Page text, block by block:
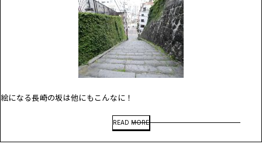
絵になる長崎の坂は他にもこんなに！
READ MORE